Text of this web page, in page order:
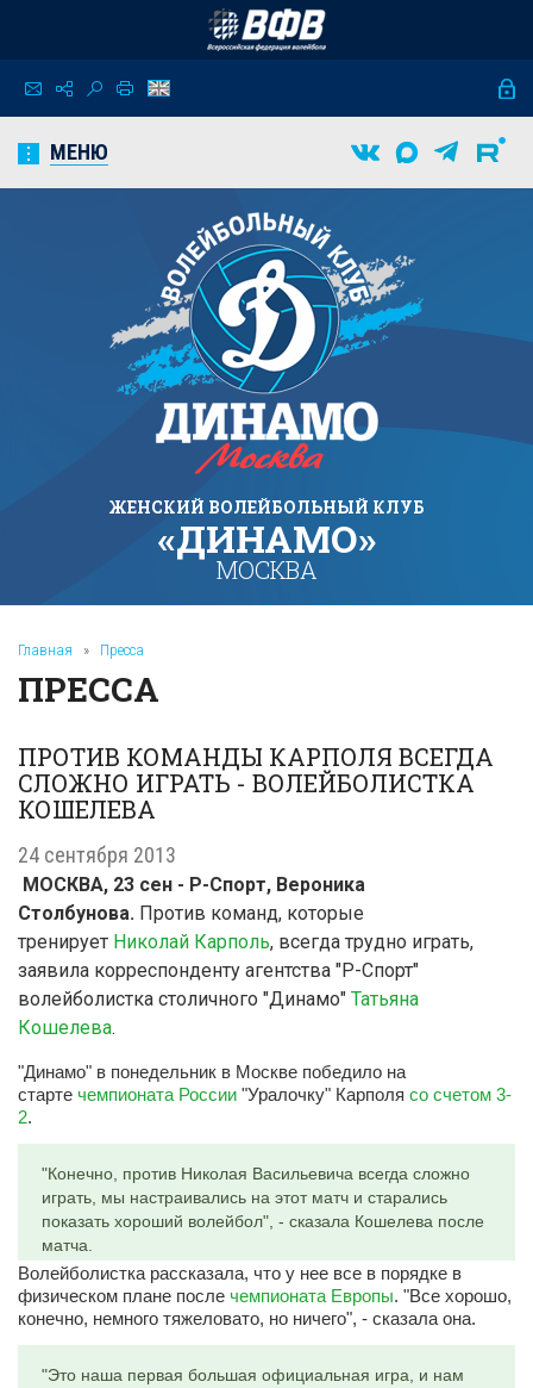
МЕНЮ
ЖЕНСКИЙ ВОЛЕЙБОЛЬНЫЙ КЛУБ
«ДИНАМО»
МОСКВА
Главная » Пресса
ПРЕССА
ПРОТИВ КОМАНДЫ КАРПОЛЯ ВСЕГДА
СЛОЖНО ИГРАТЬ - ВОЛЕЙБОЛИСТКА
КОШЕЛЕВА
24 сентября 2013
МОСКВА, 23 сен - Р-Спорт, Вероника
Столбунова. Против команд, которые
тренирует Николай Карполь, всегда трудно играть,
заявила корреспонденту агентства "Р-Спорт"
волейболистка столичного "Динамо" Татьяна
Кошелева.
"Динамо" в понедельник в Москве победило на
старте чемпионата России "Уралочку" Карполя со счетом 3-
2.
"Конечно, против Николая Васильевича всегда сложно
играть, мы настраивались на этот матч и старались
показать хороший волейбол", - сказала Кошелева после
матча.
Волейболистка рассказала, что у нее все в порядке в
физическом плане после чемпионата Европы. "Все хорошо,
конечно, немного тяжеловато, но ничего", - сказала она.
"Это наша первая большая официальная игра, и нам